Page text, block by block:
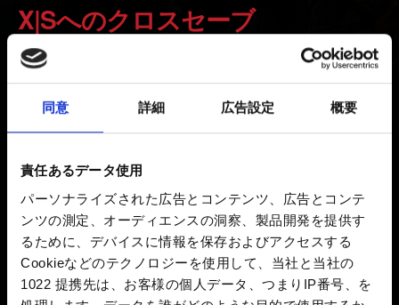
同意 詳細 広告設定 概要
責任あるデータ使用
パーソナライズされた広告とコンテンツ、広告とコンテ
ンツの測定、オーディエンスの洞察、製品開発を提供す
るために、デバイスに情報を保存およびアクセスする
Cookieなどのテクノロジーを使用して、当社と当社の
1022 提携先は、お客様の個人データ、つまりIP番号、を
X|Sへのクロスセーブ
新着 5年前 更新 7ヶ月前
Smart Delivery 対応により、Xbox One でプレイしていた
データを Xbox Series X|S でそのまま引き継いで続ける
ことができます。インターネットに接続し、セーブデー
タをクラウドにアップロードしてください。
または、Xbox One と Xbox Series X|S の両方を同一ネッ
トワークに接続し、システムのネットワーク転送機能を
ご利用ください。